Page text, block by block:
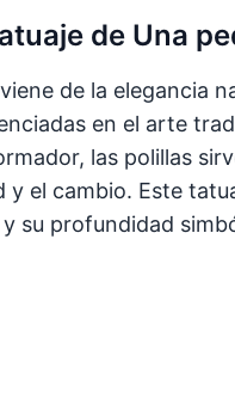
de Una
de la elegancia
en el arte
las polillas
el cambio. Este
su profundidad